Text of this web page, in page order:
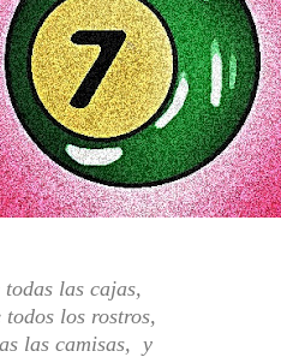
todas las cajas,
los rostros,
las camisas, y